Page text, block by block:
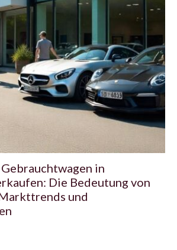
in
Die Bedeutung von
und